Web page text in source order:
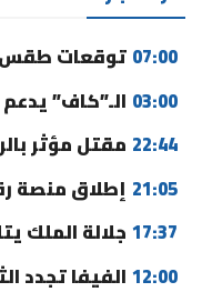
07:00توقعات طقس
03:00 الـ”كاف”
22:44 مقتل مؤثر
21:05 إطلاق منصة
17:37 جلالة الملك
12:00 الفيفا تجدد